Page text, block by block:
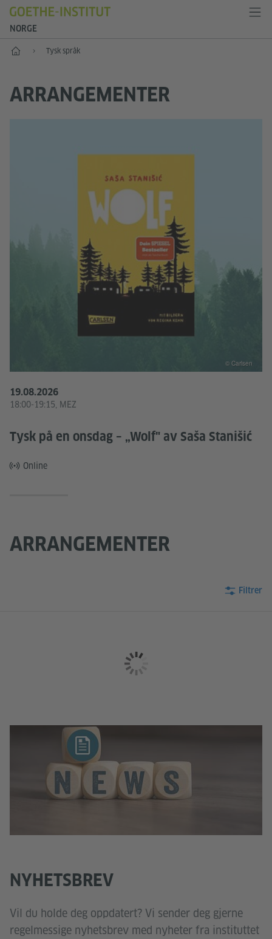
NORGE
Forside Tysk språk
ARRANGEMENTER
19.08.2026
18:00-19:15, MEZ
Tysk på en onsdag – „Wolf" av Saša Stanišić
Online
© Carlsen
ARRANGEMENTER
Filtrer
NYHETSBREV
Vil du holde deg oppdatert? Vi sender deg gjerne
regelmessige nyhetsbrev med nyheter fra instituttet